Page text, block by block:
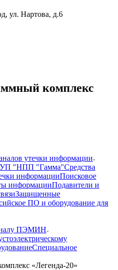
ул. Нартова, д.6
комплекс
утечки информации
"НПП "Гамма"Средства
информацииПоисковое
информацииПодавители и
Защищенные
ПО и оборудование для
ПЭМИН
Специальное
«Легенда-20»